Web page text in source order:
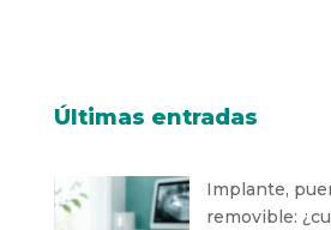
Últimas entradas
Implante,
removible: